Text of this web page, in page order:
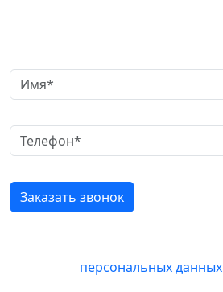
персональных данных